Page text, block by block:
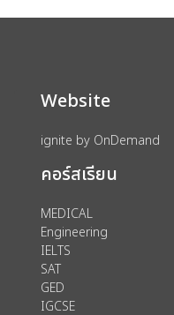
assignment ลงทะเบียน
Website
ignite by OnDemand
คอร์สเรียน
MEDICAL
Engineering
IELTS
SAT
GED
IGCSE